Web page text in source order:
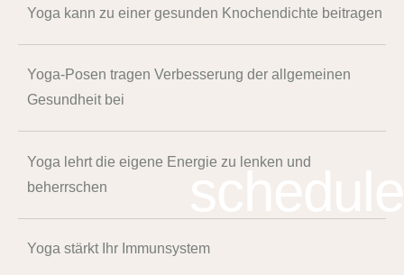
Yoga kann zu einer gesunden Knochendichte beitragen
Yoga-Posen tragen Verbesserung der allgemeinen
Gesundheit bei
Yoga lehrt die eigene Energie zu lenken und
beherrschen
Yoga stärkt Ihr Immunsystem